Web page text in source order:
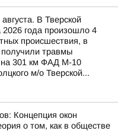
В Тверской
2026 года произошло 4
происшествия, в
получили травмы
на 301 км ФАД М-10
м/о Тверской...
Концепция окон
о том, как в обществе